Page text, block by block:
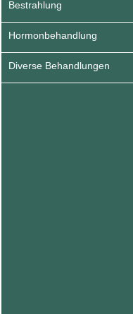
Bestrahlung
Hormonbehandlung
Diverse Behandlungen